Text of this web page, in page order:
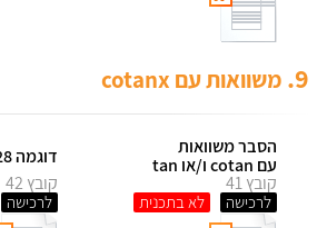
9. משוואות עם cotanx
הסבר משוואות
עם cotan ו/או tan
קובץ 41
לרכישה
דוגמה 28
קובץ 42
לרכישה